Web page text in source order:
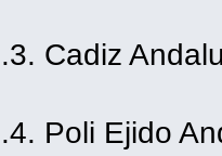
.3. Cadiz
.4. Poli Ejido